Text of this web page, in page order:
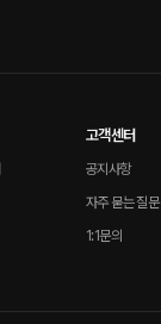
고객센터
공지사항
자주 묻는 질문
1:1문의